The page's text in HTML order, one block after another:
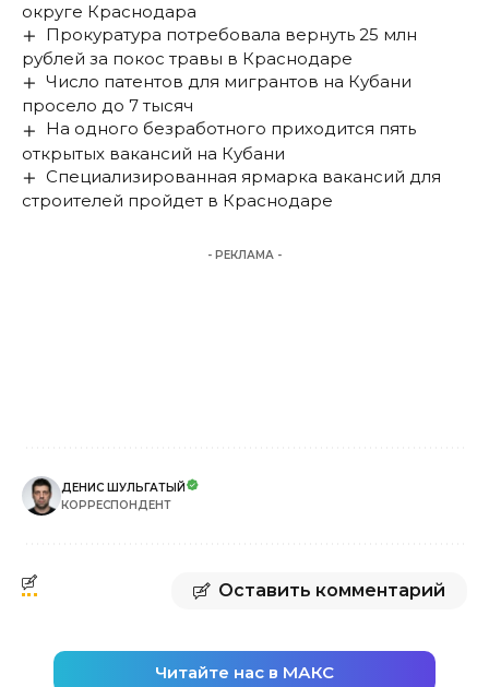
округе Краснодара
Прокуратура потребовала вернуть 25 млн
рублей за покос травы в Краснодаре
Число патентов для мигрантов на Кубани
просело до 7 тысяч
На одного безработного приходится пять
открытых вакансий на Кубани
Специализированная ярмарка вакансий для
строителей пройдет в Краснодаре
- РЕКЛАМА -
ДЕНИС ШУЛЬГАТЫЙ
КОРРЕСПОНДЕНТ
Оставить комментарий
Читайте нас в МАКС